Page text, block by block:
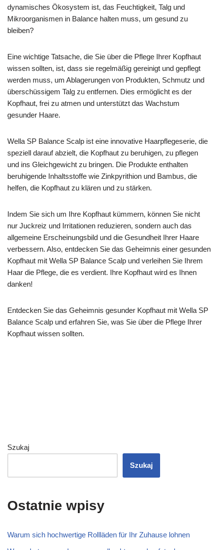
dynamisches Ökosystem ist, das Feuchtigkeit, Talg und
Mikroorganismen in Balance halten muss, um gesund zu
bleiben?
Eine wichtige Tatsache, die Sie über die Pflege Ihrer Kopfhaut
wissen sollten, ist, dass sie regelmäßig gereinigt und gepflegt
werden muss, um Ablagerungen von Produkten, Schmutz und
überschüssigem Talg zu entfernen. Dies ermöglicht es der
Kopfhaut, frei zu atmen und unterstützt das Wachstum
gesunder Haare.
Wella SP Balance Scalp ist eine innovative Haarpflegeserie, die
speziell darauf abzielt, die Kopfhaut zu beruhigen, zu pflegen
und ins Gleichgewicht zu bringen. Die Produkte enthalten
beruhigende Inhaltsstoffe wie Zinkpyrithion und Bambus, die
helfen, die Kopfhaut zu klären und zu stärken.
Indem Sie sich um Ihre Kopfhaut kümmern, können Sie nicht
nur Juckreiz und Irritationen reduzieren, sondern auch das
allgemeine Erscheinungsbild und die Gesundheit Ihrer Haare
verbessern. Also, entdecken Sie das Geheimnis einer gesunden
Kopfhaut mit Wella SP Balance Scalp und verleihen Sie Ihrem
Haar die Pflege, die es verdient. Ihre Kopfhaut wird es Ihnen
danken!
Entdecken Sie das Geheimnis gesunder Kopfhaut mit Wella SP
Balance Scalp und erfahren Sie, was Sie über die Pflege Ihrer
Kopfhaut wissen sollten.
Szukaj
Szukaj
Ostatnie wpisy
Warum sich hochwertige Rollläden für Ihr Zuhause lohnen